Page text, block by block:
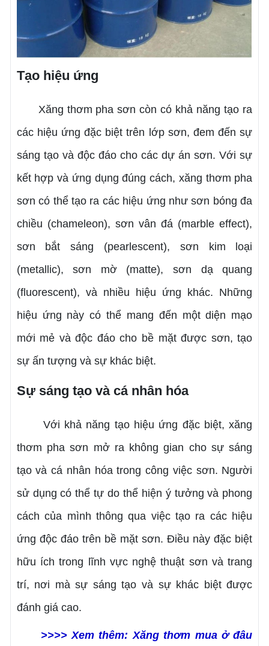
Tạo hiệu ứng
Xăng thơm pha sơn còn có khả năng tạo ra
các hiệu ứng đặc biệt trên lớp sơn, đem đến sự
sáng tạo và độc đáo cho các dự án sơn. Với sự
kết hợp và ứng dụng đúng cách, xăng thơm pha
sơn có thể tạo ra các hiệu ứng như sơn bóng đa
chiều (chameleon), sơn vân đá (marble effect),
sơn bắt sáng (pearlescent), sơn kim loại
(metallic), sơn mờ (matte), sơn dạ quang
(fluorescent), và nhiều hiệu ứng khác. Những
hiệu ứng này có thể mang đến một diện mạo
mới mẻ và độc đáo cho bề mặt được sơn, tạo
sự ấn tượng và sự khác biệt.
Sự sáng tạo và cá nhân hóa
Với khả năng tạo hiệu ứng đặc biệt, xăng
thơm pha sơn mở ra không gian cho sự sáng
tạo và cá nhân hóa trong công việc sơn. Người
sử dụng có thể tự do thể hiện ý tưởng và phong
cách của mình thông qua việc tạo ra các hiệu
ứng độc đáo trên bề mặt sơn. Điều này đặc biệt
hữu ích trong lĩnh vực nghệ thuật sơn và trang
trí, nơi mà sự sáng tạo và sự khác biệt được
đánh giá cao.
>>>> Xem thêm:Xăng thơm mua ở đâu